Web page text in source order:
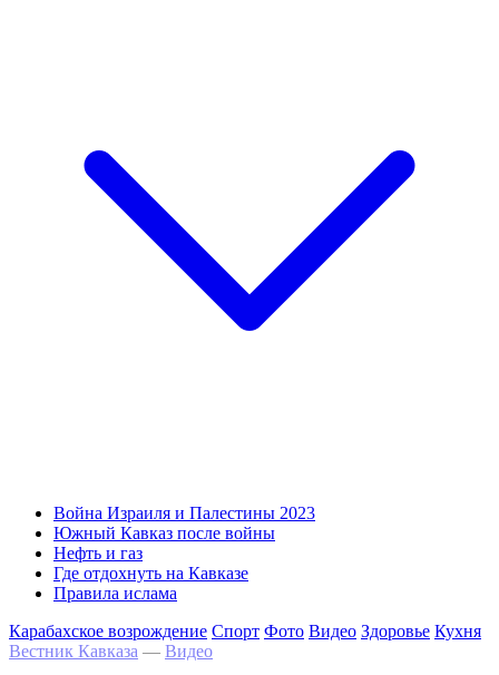
Война Израиля и Палестины 2023
Южный Кавказ после войны
Нефть и газ
Где отдохнуть на Кавказе
Правила ислама
Карабахское возрождение Спорт Фото Видео Здоровье Кухня
Вестник Кавказа — Видео